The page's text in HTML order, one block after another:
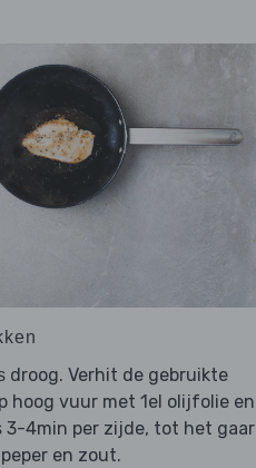
droog. Verhit de gebruikte
hoog vuur met 1el olijfolie en
3-4min per zijde, tot het gaar
en zout.